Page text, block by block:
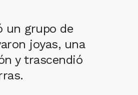
un grupo de
joyas, una
y trascendió